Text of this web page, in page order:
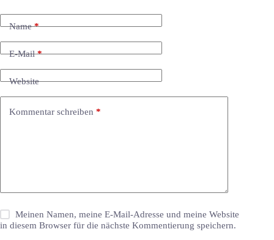
Name*
E-Mail*
Website
Kommentar schreiben *
Meinen Namen, meine E-Mail-Adresse und meine Website
in diesem Browser für die nächste Kommentierung speichern.